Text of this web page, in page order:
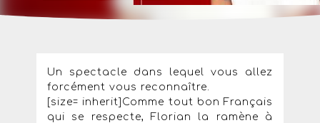
Un spectacle dans lequel vous allez
forcément vous reconnaître.
[size= inherit]Comme tout bon Français
qui se respecte, Florian la ramène à